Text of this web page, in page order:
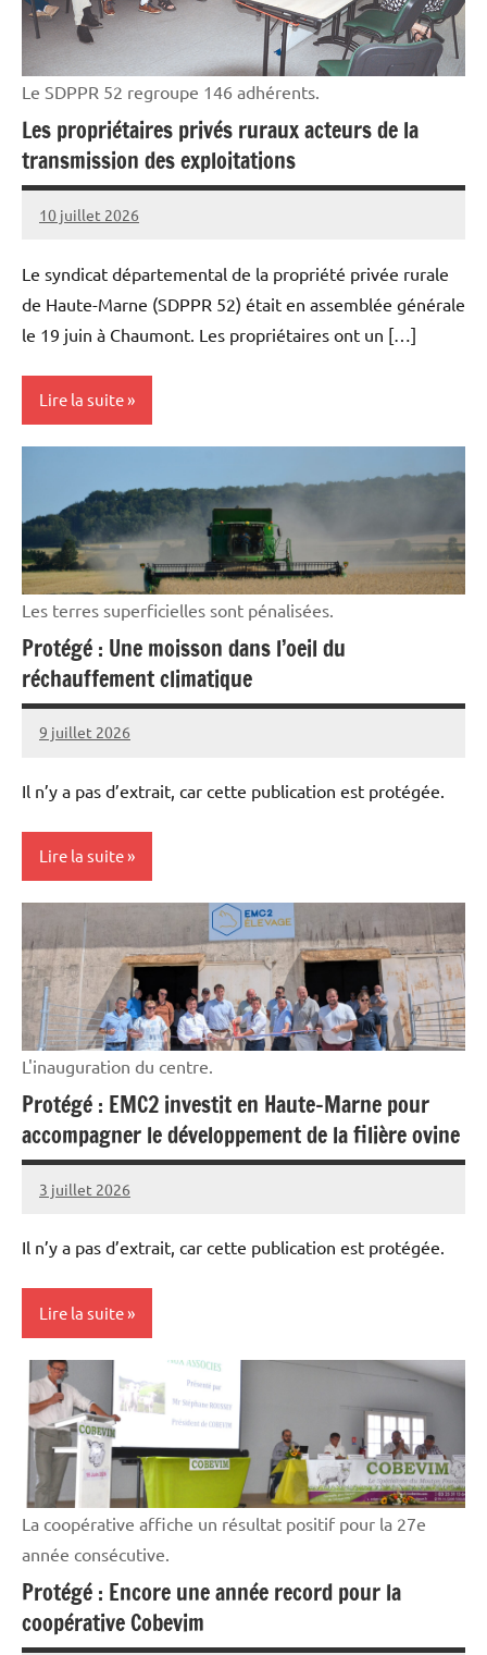
Le SDPPR 52 regroupe 146 adhérents.
Les propriétaires privés ruraux acteurs de la
transmission des exploitations
10 juillet 2026
Thibaut
Le syndicat départemental de la propriété privée rurale
de Haute-Marne (SDPPR 52) était en assemblée générale
le 19 juin à Chaumont. Les propriétaires ont un […]
Lire la suite
professionnelle
Les terres superficielles sont pénalisées.
Protégé : Une moisson dans l’oeil du
réchauffement climatique
9 juillet 2026
Thibaut
Il n’y a pas d’extrait, car cette publication est protégée.
Lire la suite
Cultures
Machinisme
L'inauguration du centre.
Protégé : EMC2 investit en Haute-Marne pour
accompagner le développement de la filière ovine
3 juillet 2026
Thibaut
Il n’y a pas d’extrait, car cette publication est protégée.
Lire la suite
Elevages
Initiatives
La coopérative affiche un résultat positif pour la 27e
année consécutive.
Protégé : Encore une année record pour la
coopérative Cobevim